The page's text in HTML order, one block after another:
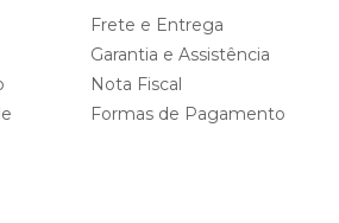
Frete e Entrega
Garantia e Assistência
Nota Fiscal
Formas de Pagamento